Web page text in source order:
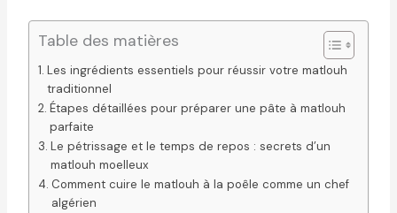
Table des matières
Les ingrédients essentiels pour réussir votre matlouh
traditionnel
Étapes détaillées pour préparer une pâte à matlouh
parfaite
Le pétrissage et le temps de repos : secrets d’un
matlouh moelleux
Comment cuire le matlouh à la poêle comme un chef
algérien